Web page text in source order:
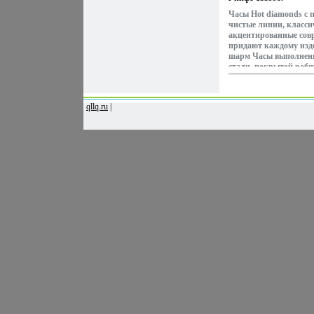
Часы Hot diamonds с
чистые линии,
акцентированные
придают каждому
шарм Часы
стали, покрытой
бриллиант Часы hot
фирменный пакет
карат, цвет 4,
qllq.ru